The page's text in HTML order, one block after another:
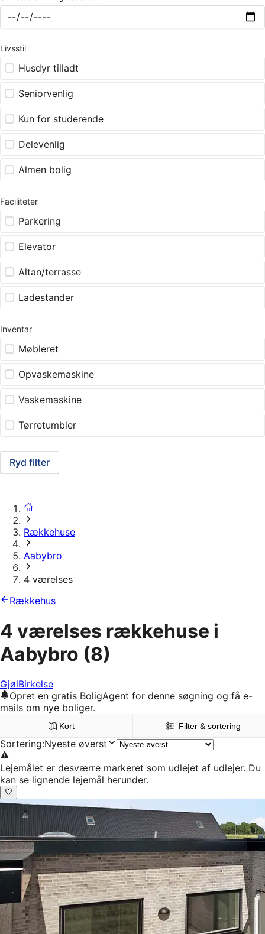
Livsstil
Husdyr tilladt
Seniorvenlig
Kun for studerende
Delevenlig
Almen bolig
Faciliteter
Parkering
Elevator
Altan/terrasse
Ladestander
Inventar
Møbleret
Opvaskemaskine
Vaskemaskine
Tørretumbler
Ryd filter
Rækkehuse
Aabybro
4 værelses
Rækkehus
4 værelses rækkehuse i
Aabybro (8)
GjølBirkelse
Opret en gratis BoligAgent for denne søgning og få e-
mails om nye boliger.
Kort Filter & sortering
Sortering:Nyeste øverst
Lejemålet er desværre markeret som udlejet af udlejer. Du
kan se lignende lejemål herunder.